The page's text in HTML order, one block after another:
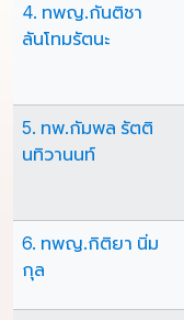
4. ทพญ.กันติชา
ลันโทมรัตนะ
5. ทพ.กัมพล รัตติ
นทิวานนท์
6. ทพญ.กิติยา นิ่ม
กุล